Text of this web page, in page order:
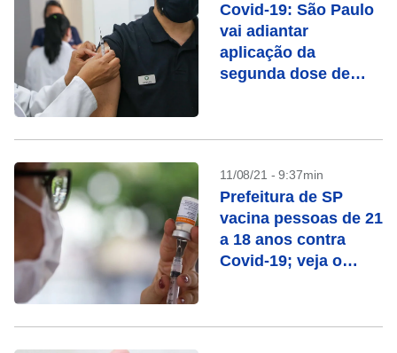
Covid-19: São Paulo
vai adiantar
aplicação da
segunda dose de
11/08/21 - 9:37min
Prefeitura de SP
vacina pessoas de 21
a 18 anos contra
Covid-19; veja o